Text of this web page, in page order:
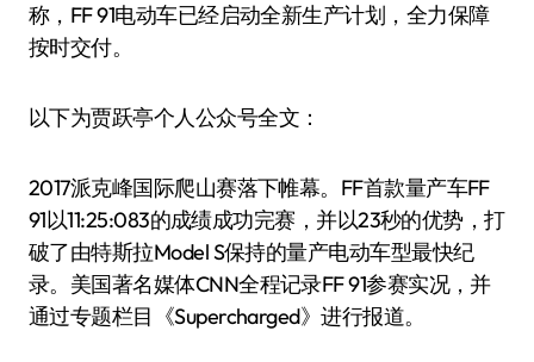
称，FF 91电动车已经启动全新生产计划，全力保障
按时交付。
以下为贾跃亭个人公众号全文：
2017派克峰国际爬山赛落下帷幕。FF首款量产车FF
91以11:25:083的成绩成功完赛，并以23秒的优势，打
破了由特斯拉Model S保持的量产电动车型最快纪
录。美国著名媒体CNN全程记录FF 91参赛实况，并
通过专题栏目《Supercharged》进行报道。